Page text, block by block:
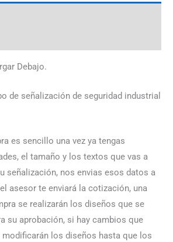
Debajo.
de señalización de seguridad industrial
es sencillo una vez ya tengas
el tamaño y los textos que vas a
señalización, nos envias esos datos a
asesor te enviará la cotización, una
se realizarán los diseños que se
su aprobación, si hay cambios que
modificarán los diseños hasta que los